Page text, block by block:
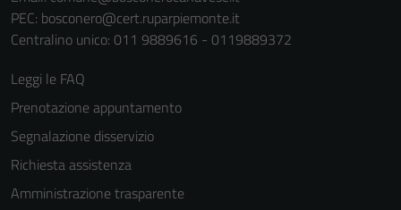
PEC: bosconero@cert.ruparpiemonte.it
Centralino unico: 011 9889616 - 0119889372
Leggi le FAQ
Prenotazione appuntamento
Segnalazione disservizio
Richiesta assistenza
Amministrazione trasparente